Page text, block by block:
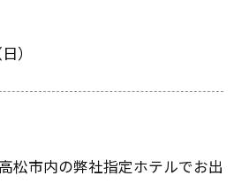
）
松市内の弊社指定ホテルでお出